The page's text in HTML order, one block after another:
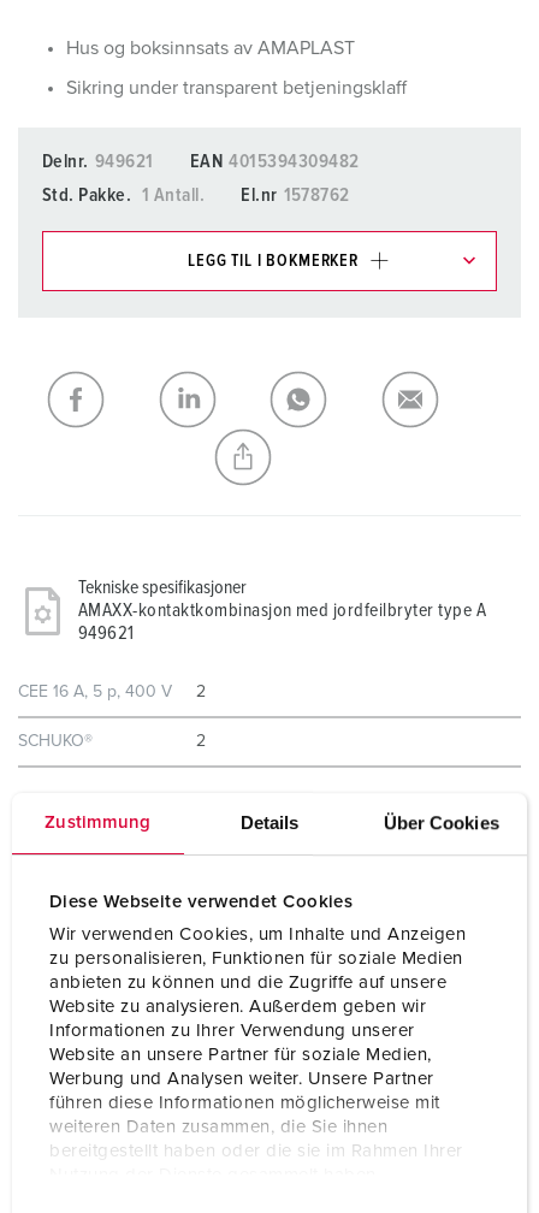
Zustimmung Details Über Cookies
Diese Webseite verwendet Cookies
Wir verwenden Cookies, um Inhalte und Anzeigen
zu personalisieren, Funktionen für soziale Medien
anbieten zu können und die Zugriffe auf unsere
Website zu analysieren. Außerdem geben wir
Informationen zu Ihrer Verwendung unserer
Website an unsere Partner für soziale Medien,
Werbung und Analysen weiter. Unsere Partner
führen diese Informationen möglicherweise mit
weiteren Daten zusammen, die Sie ihnen
bereitgestellt haben oder die sie im Rahmen Ihrer
Hus og boksinnsats av AMAPLAST
Sikring under transparent betjeningsklaff
Delnr. 949621 EAN 4015394309482
Std. Pakke.
1 Antall. El.nr 1578762
LEGG TIL I BOKMERKER
Min liste LEGG TIL
OPPRETT EN NY LISTE
Tekniske spesifikasjoner
AMAXX-kontaktkombinasjon med jordfeilbryter type A
949621
CEE 16 A, 5 p, 400 V 2
SCHUKO® 2
2 Jordfeilautomat 16A 4p C 6kA
Forankoblet sikring
63 A
31 A
Tilkobling /
Tilførselsledning
for 2 kabler opptil 5 x 25 mm² (fleksibel
maks. 16 mm²)